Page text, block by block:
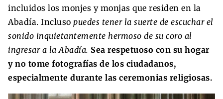
incluidos los monjes y monjas que residen en la
Abadía. Incluso puedes tener la suerte de escuchar el
sonido inquietantemente hermoso de su coro al
ingresar a la Abadía. Sea respetuoso con su hogar
y no tome fotografías de los ciudadanos,
especialmente durante las ceremonias religiosas.